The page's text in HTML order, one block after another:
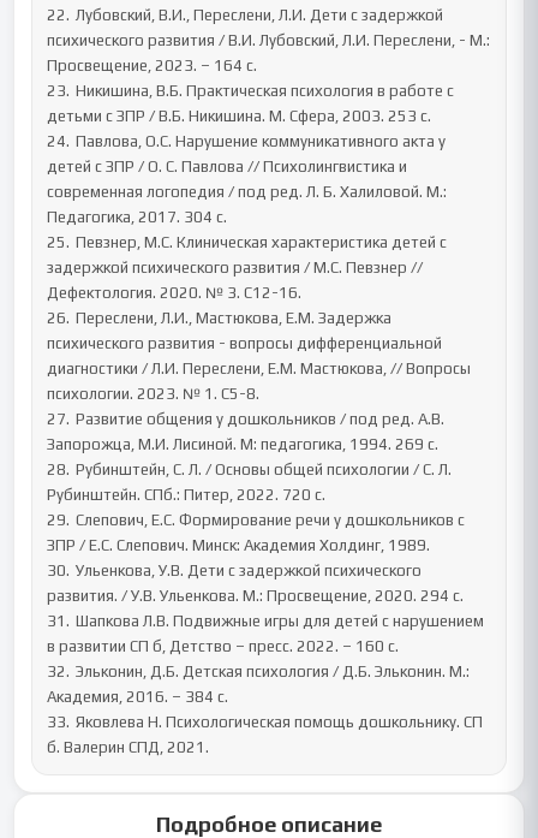
22.	Лубовский, В.И., Переслени, Л.И. Дети с задержкой
психического развития / В.И. Лубовский, Л.И. Переслени, - М.:
Просвещение, 2023. – 164 с.
23.	Никишина, В.Б. Практическая психология в работе с
детьми с ЗПР / В.Б. Никишина. М. Сфера, 2003. 253 с.
24.	Павлова, О.С. Нарушение коммуникативного акта у
детей с ЗПР / О. С. Павлова // Психолингвистика и
современная логопедия / под ред. Л. Б. Халиловой. М.:
Педагогика, 2017. 304 с.
25.	Певзнер, М.С. Клиническая характеристика детей с
задержкой психического развития / М.С. Певзнер //
Дефектология. 2020. № 3. С12-16.
26.	Переслени, Л.И., Мастюкова, Е.М. Задержка
психического развития - вопросы дифференциальной
диагностики / Л.И. Переслени, Е.М. Мастюкова, // Вопросы
психологии. 2023. № 1. С5-8.
27.	Развитие общения у дошкольников / под ред. А.В.
Запорожца, М.И. Лисиной. М: педагогика, 1994. 269 с.
28.	Рубинштейн, С. Л. / Основы общей психологии / С. Л.
Рубинштейн. СПб.: Питер, 2022. 720 с.
29.	Слепович, Е.С. Формирование речи у дошкольников с
ЗПР / Е.С. Слепович. Минск: Академия Холдинг, 1989.
30.	Ульенкова, У.В. Дети с задержкой психического
развития. / У.В. Ульенкова. М.: Просвещение, 2020. 294 с.
31.	Шапкова Л.В. Подвижные игры для детей с нарушением
в развитии СП б, Детство – пресс. 2022. – 160 с.
32.	Эльконин, Д.Б. Детская психология / Д.Б. Эльконин. М.:
Академия, 2016. – 384 с.
33.	Яковлева Н. Психологическая помощь дошкольнику. СП
б. Валерин СПД, 2021.
Подробное описание